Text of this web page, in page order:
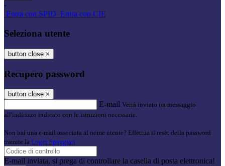
-
Entra con SPID Entra con CIE
Seleziona utente
button close ×
Recupero password
button close ×
E-mail Verrà inviato un messaggio
all'indirizzo indicato con le istruzioni necessarie.
Non hai una e-mail associata al nome utente? Effettua il reset della password
tramite la Login Spaggiari
E-mail inviata, si prega di controllare la casella di posta elettronica!